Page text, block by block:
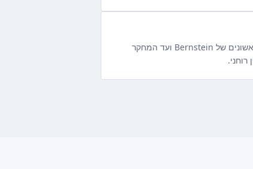
עניין אקדמי מתמשך מימיה הראשונים של Bernstein ועד המחקר
רוחני.